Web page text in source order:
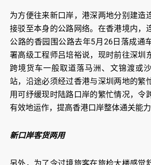
为方便往来新口岸，港深两地分别建造
接驳至本身的公路网络。在香港境内，
公路的香园围公路去年5月26日落成通
署高级工程师吕培裕说，现时前往深圳
跨境货车一般取道落马洲、文锦渡或
站，沿途必须经过香港与深圳两地的繁
用可纾缓现时陆路口岸的繁忙情况，令
有效地运作，提高香港口岸整体通关能力
新口岸客货两用